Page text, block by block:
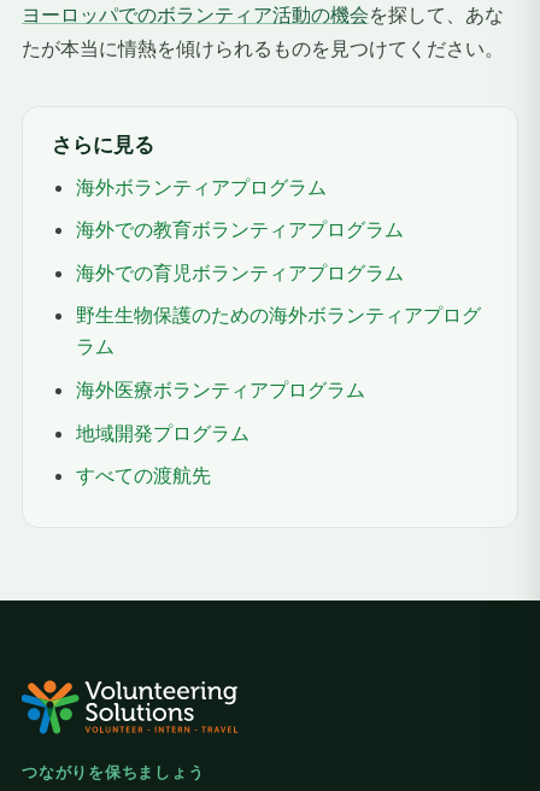
ヨーロッパでのボランティア活動の機会を探して、あな
たが本当に情熱を傾けられるものを見つけてください。
さらに見る
海外ボランティアプログラム
海外での教育ボランティアプログラム
海外での育児ボランティアプログラム
野生生物保護のための海外ボランティアプログ
ラム
海外医療ボランティアプログラム
地域開発プログラム
すべての渡航先
つながりを保ちましょう